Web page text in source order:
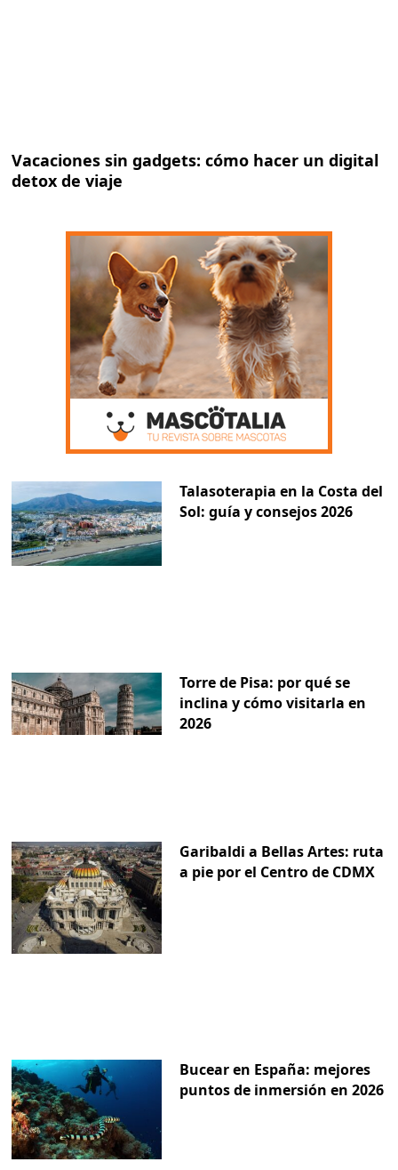
Vacaciones sin gadgets: cómo hacer un digital
detox de viaje
Talasoterapia en la Costa del
Sol: guía y consejos 2026
Torre de Pisa: por qué se
inclina y cómo visitarla en
2026
Garibaldi a Bellas Artes: ruta
a pie por el Centro de CDMX
Bucear en España: mejores
puntos de inmersión en 2026